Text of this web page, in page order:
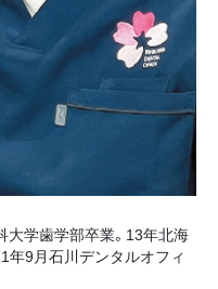
大学歯学部卒業。13年北海
年9月石川デンタルオフィ